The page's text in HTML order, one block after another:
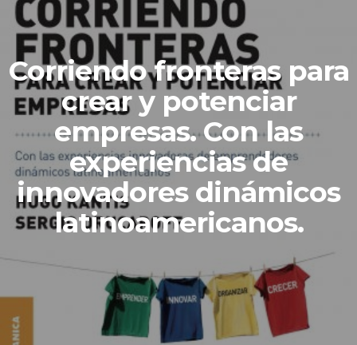
Corriendo fronteras para
crear y potenciar
empresas. Con las
experiencias de
innovadores dinámicos
latinoamericanos.